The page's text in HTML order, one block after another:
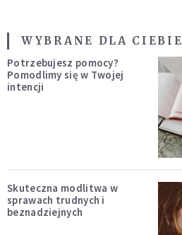
WYBRANE DLA CIEBIE
Potrzebujesz pomocy?
Pomodlimy się w Twojej
intencji
Skuteczna modlitwa w
sprawach trudnych i
beznadziejnych